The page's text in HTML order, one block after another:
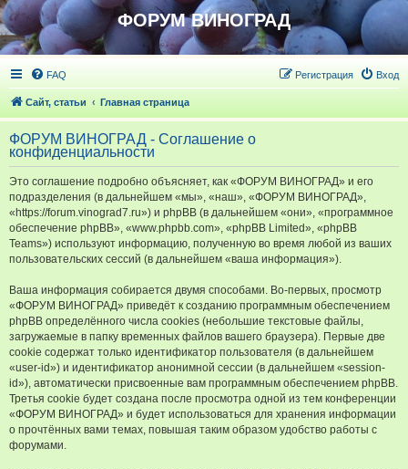
ФОРУМ ВИНОГРАД
FAQ Вход
Регистрация
Сайт, статьи Главная страница
ФОРУМ ВИНОГРАД - Соглашение о
конфиденциальности
Это соглашение подробно объясняет, как «ФОРУМ ВИНОГРАД» и его
подразделения (в дальнейшем «мы», «наш», «ФОРУМ ВИНОГРАД»,
«https://forum.vinograd7.ru») и phpBB (в дальнейшем «они», «программное
обеспечение phpBB», «www.phpbb.com», «phpBB Limited», «phpBB
Teams») используют информацию, полученную во время любой из ваших
пользовательских сессий (в дальнейшем «ваша информация»).
Ваша информация собирается двумя способами. Во-первых, просмотр
«ФОРУМ ВИНОГРАД» приведёт к созданию программным обеспечением
phpBB определённого числа cookies (небольшие текстовые файлы,
загружаемые в папку временных файлов вашего браузера). Первые две
cookie содержат только идентификатор пользователя (в дальнейшем
«user-id») и идентификатор анонимной сессии (в дальнейшем «session-
id»), автоматически присвоенные вам программным обеспечением phpBB.
Третья cookie будет создана после просмотра одной из тем конференции
«ФОРУМ ВИНОГРАД» и будет использоваться для хранения информации
о прочтённых вами темах, повышая таким образом удобство работы с
форумами.